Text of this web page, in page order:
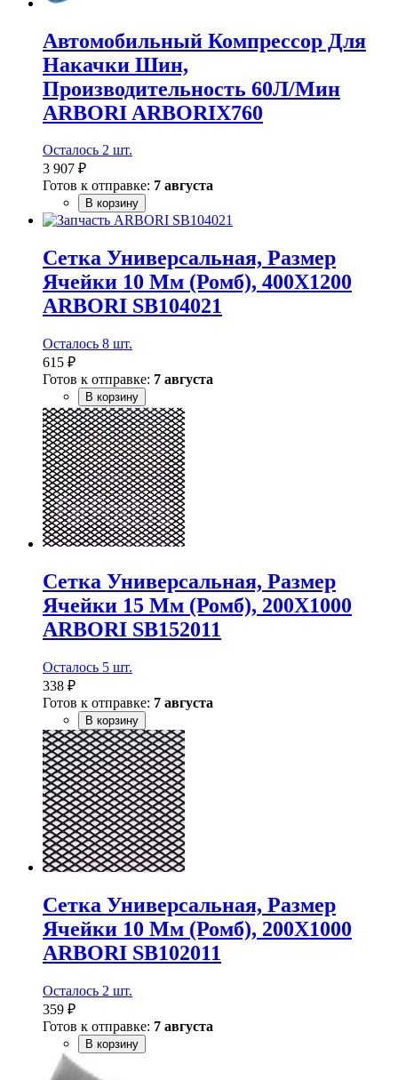
Автомобильный Компрессор Для
Накачки Шин,
Производительность 60Л/Мин
ARBORI ARBORIX760
Осталось 2 шт.
3 907 ₽
Готов к отправке: 7 августа
В корзину
Сетка Универсальная, Размер
Ячейки 10 Мм (Ромб), 400Х1200
ARBORI SB104021
Осталось 8 шт.
615 ₽
Готов к отправке: 7 августа
В корзину
Сетка Универсальная, Размер
Ячейки 15 Мм (Ромб), 200Х1000
ARBORI SB152011
Осталось 5 шт.
338 ₽
Готов к отправке: 7 августа
В корзину
Сетка Универсальная, Размер
Ячейки 10 Мм (Ромб), 200Х1000
ARBORI SB102011
Осталось 2 шт.
359 ₽
Готов к отправке: 7 августа
В корзину